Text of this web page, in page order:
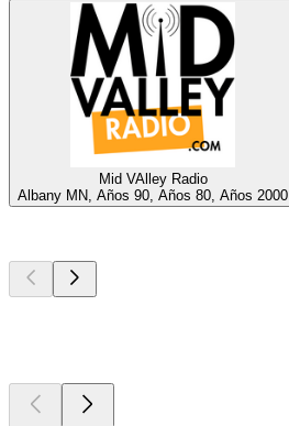
Mid VAlley Radio
Albany MN, Años 90, Años 80, Años 2000